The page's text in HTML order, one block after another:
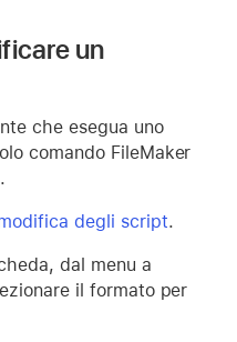
un
che esegua uno
comando FileMaker
degli script.
dal menu a
il formato per